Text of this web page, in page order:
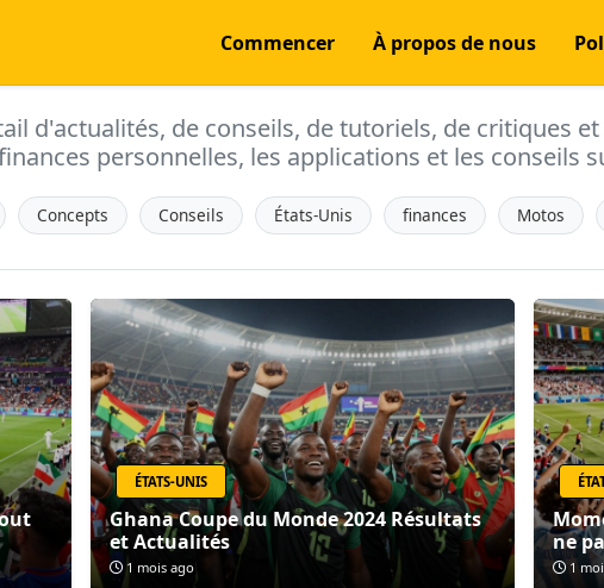
Commencer À propos de nous
d'actualités, de conseils, de tutoriels, de critiques
personnelles, les applications et les conseils
Concepts Conseils États-Unis finances Motos
ÉTATS-UNIS
Ghana Coupe du Monde 2024 Résultats
et Actualités
1 mois ago
ne
1